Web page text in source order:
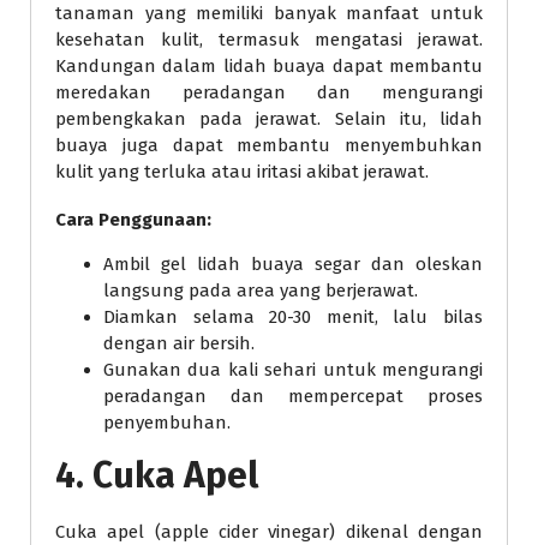
tanaman yang memiliki banyak manfaat untuk
kesehatan kulit, termasuk mengatasi jerawat.
Kandungan dalam lidah buaya dapat membantu
meredakan peradangan dan mengurangi
pembengkakan pada jerawat. Selain itu, lidah
buaya juga dapat membantu menyembuhkan
kulit yang terluka atau iritasi akibat jerawat.
Cara Penggunaan:
Ambil gel lidah buaya segar dan oleskan
langsung pada area yang berjerawat.
Diamkan selama 20-30 menit, lalu bilas
dengan air bersih.
Gunakan dua kali sehari untuk mengurangi
peradangan dan mempercepat proses
penyembuhan.
4. Cuka Apel
Cuka apel (apple cider vinegar) dikenal dengan